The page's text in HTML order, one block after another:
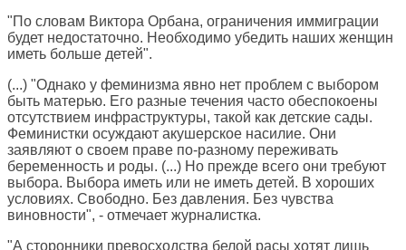
"По словам Виктора Орбана, ограничения иммиграции
будет недостаточно. Необходимо убедить наших женщин
иметь больше детей".
(...) "Однако у феминизма явно нет проблем с выбором
быть матерью. Его разные течения часто обеспокоены
отсутствием инфраструктуры, такой как детские сады.
Феминистки осуждают акушерское насилие. Они
заявляют о своем праве по-разному переживать
беременность и роды. (...) Но прежде всего они требуют
выбора. Выбора иметь или не иметь детей. В хороших
условиях. Свободно. Без давления. Без чувства
виновности", - отмечает журналистка.
"А сторонники превосходства белой расы хотят лишь